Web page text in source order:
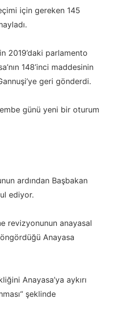
için gereken 145
2019’daki parlamento
148’inci maddesinin
geri gönderdi.
günü yeni bir oturum
ardından Başbakan
ediyor.
revizyonunun anayasal
öngördüğü Anayasa
Anayasa’ya aykırı
şeklinde